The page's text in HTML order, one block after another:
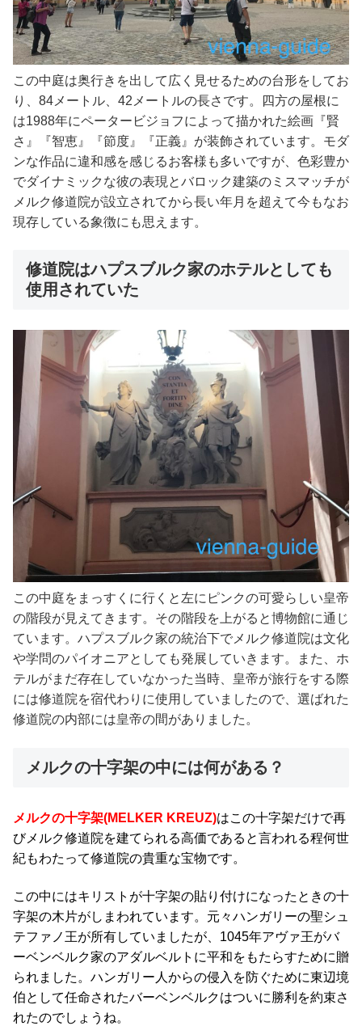
この中庭は奥行きを出して広く見せるための台形をしてお
り、84メートル、42メートルの長さです。四方の屋根に
は1988年にペータービジョフによって描かれた絵画『賢
さ』『智恵』『節度』『正義』が装飾されています。モダ
ンな作品に違和感を感じるお客様も多いですが、色彩豊か
でダイナミックな彼の表現とバロック建築のミスマッチが
メルク修道院が設立されてから長い年月を超えて今もなお
現存している象徴にも思えます。
修道院はハプスブルク家のホテルとしても
使用されていた
この中庭をまっすくに行くと左にピンクの可愛らしい皇帝
の階段が見えてきます。その階段を上がると博物館に通じ
ています。ハプスブルク家の統治下でメルク修道院は文化
や学問のパイオニアとしても発展していきます。また、ホ
テルがまだ存在していなかった当時、皇帝が旅行をする際
には修道院を宿代わりに使用していましたので、選ばれた
修道院の内部には皇帝の間がありました。
メルクの十字架の中には何がある？
メルクの十字架(MELKER KREUZ)はこの十字架だけで再
びメルク修道院を建てられる高価であると言われる程何世
紀もわたって修道院の貴重な宝物です。
この中にはキリストが十字架の貼り付けになったときの十
字架の木片がしまわれています。元々ハンガリーの聖シュ
テファノ王が所有していましたが、 1045年アヴァ王がバ
ーベンベルク家のアダルベルトに平和をもたらすために贈
られました。ハンガリー人からの侵入を防ぐために東辺境
伯として任命されたバーベンベルクはついに勝利を約束さ
れたのでしょうね。